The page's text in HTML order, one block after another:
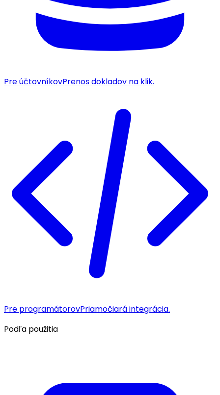
Pre účtovníkovPrenos dokladov na klik.
Pre programátorovPriamočiará integrácia.
Podľa použitia